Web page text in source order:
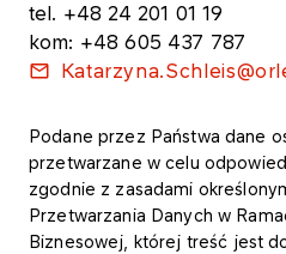
tel. +48 24 201 01 19
kom: +48 605 437 787
Podane przez Państwa dane
przetwarzane w celu
zgodnie z zasadami
Przetwarzania Danych w
Biznesowej, której treść jest